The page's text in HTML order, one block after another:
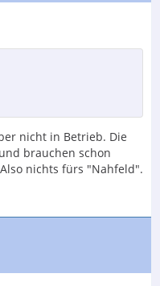
nicht in Betrieb. Die
brauchen schon
nichts fürs "Nahfeld".